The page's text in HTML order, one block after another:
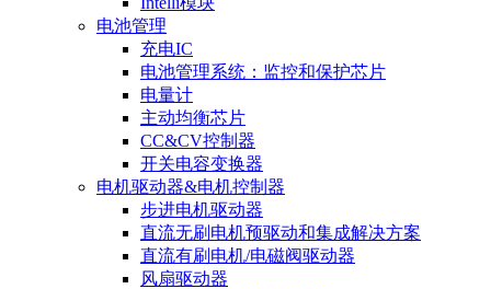
电池管理
充电IC
电池管理系统：监控和保护芯片
电量计
主动均衡芯片
CC&CV控制器
开关电容变换器
电机驱动器&电机控制器
步进电机驱动器
直流无刷电机预驱动和集成解决方案
直流有刷电机/电磁阀驱动器
风扇驱动器